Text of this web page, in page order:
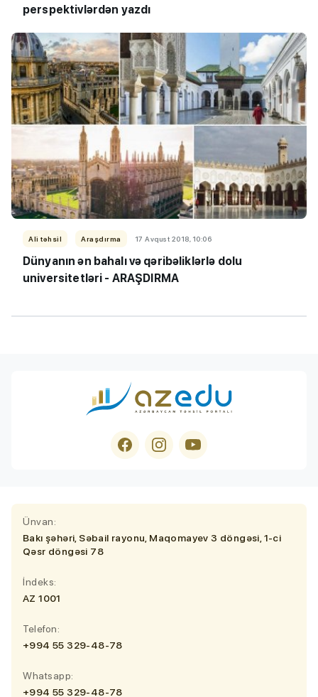
perspektivlərdən yazdı
Ali təhsil Araşdırma 17 Avqust 2018, 10:06
Dünyanın ən bahalı və qəribəliklərlə dolu
universitetləri - ARAŞDIRMA
Ünvan:
Bakı şəhəri, Səbail rayonu, Maqomayev 3 döngəsi, 1-ci
Qəsr döngəsi 78
İndeks:
AZ 1001
Telefon:
+994 55 329-48-78
Whatsapp:
+994 55 329-48-78